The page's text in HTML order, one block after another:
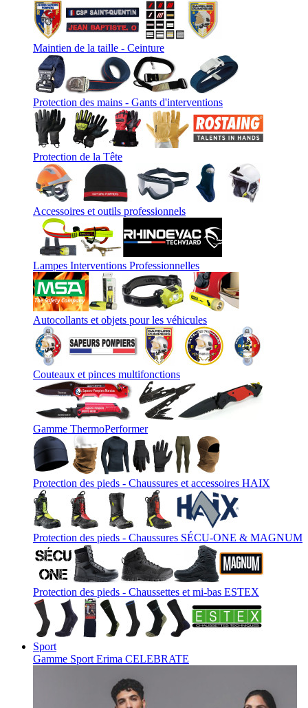
Maintien de la taille - Ceinture
Protection des mains - Gants d'interventions
Protection de la Tête
Accessoires et outils professionnels
Lampes Interventions Professionnelles
Autocollants et objets pour les véhicules
Couteaux et pinces multifonctions
Gamme ThermoPerformer
Protection des pieds - Chaussures et accessoires HAIX
Protection des pieds - Chaussures SÉCU-ONE & MAGNUM
Protection des pieds - Chaussettes et mi-bas ESTEX
Sport
Gamme Sport Erima CELEBRATE